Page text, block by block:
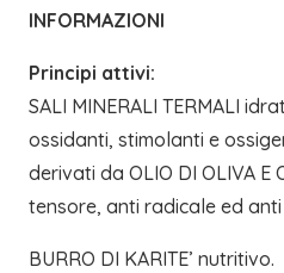
INFORMAZIONI
Principi attivi:
SALI MINERALI TERMALI
ossidanti, stimolanti e
derivati da OLIO DI OLIVA E
tensore, anti radicale ed
BURRO DI KARITE’ nutritivo.